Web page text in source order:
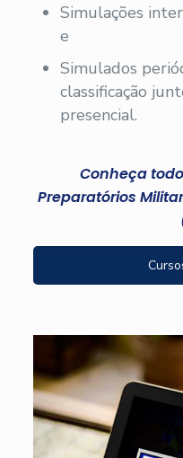
Simulações
e
Simulados
classificação
presencial.
Conheça
Preparatórios